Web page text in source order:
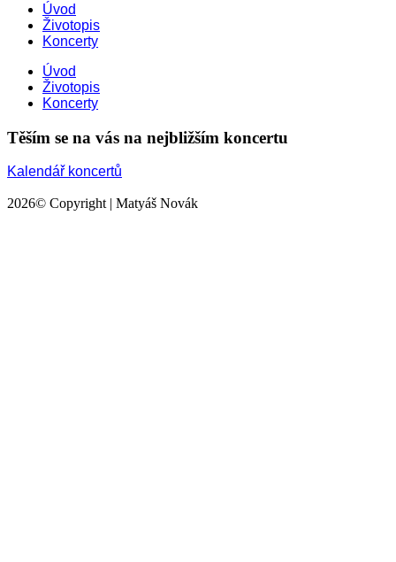
Úvod
Životopis
Koncerty
Úvod
Životopis
Koncerty
Těším se na vás na nejbližším koncertu
Kalendář koncertů
2026© Copyright | Matyáš Novák